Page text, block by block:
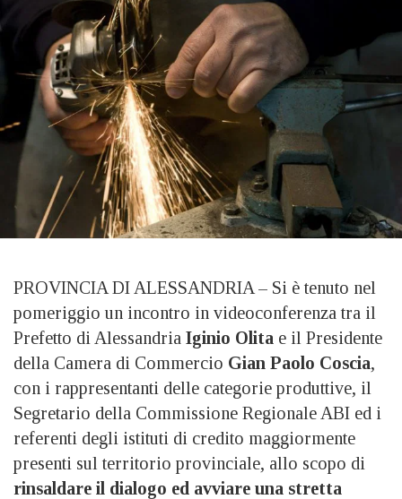
PROVINCIA DI ALESSANDRIA – Si è tenuto nel
pomeriggio un incontro in videoconferenza tra il
Prefetto di Alessandria Iginio Olita e il Presidente
della Camera di Commercio Gian Paolo Coscia,
con i rappresentanti delle categorie produttive, il
Segretario della Commissione Regionale ABI ed i
referenti degli istituti di credito maggiormente
presenti sul territorio provinciale, allo scopo di
rinsaldare il dialogo ed avviare una stretta